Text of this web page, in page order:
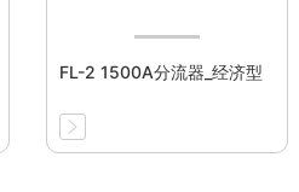
FL-2 1500A分流器_经济型